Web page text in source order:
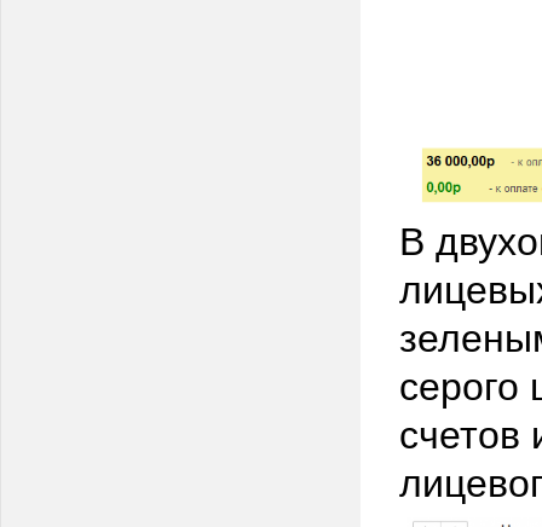
В
серого
счетов